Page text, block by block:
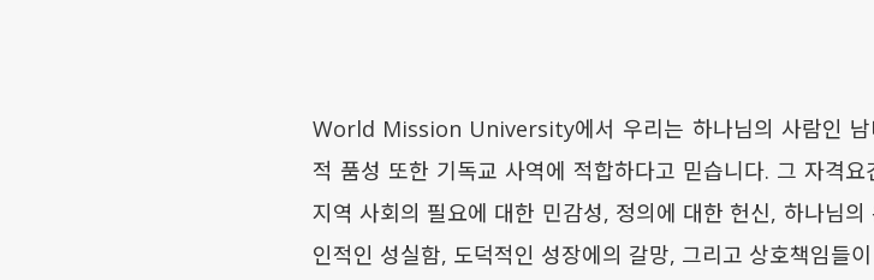
World Mission University에서 우리는 하나님의 사람인 남
적 품성 또한 기독교 사역에 적합하다고 믿습니다. 그 자격
지역 사회의 필요에 대한 민감성, 정의에 대한 헌신, 하나님
인적인 성실함, 도덕적인 성장에의 갈망, 그리고 상호책임들